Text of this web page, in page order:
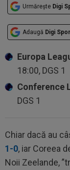
Urmărește Digi
Adaugă Digi
Europa
18:00, DGS 1
Conference
DGS 1
Chiar dacă au
1-0, iar Coreea
Noii Zeelande,